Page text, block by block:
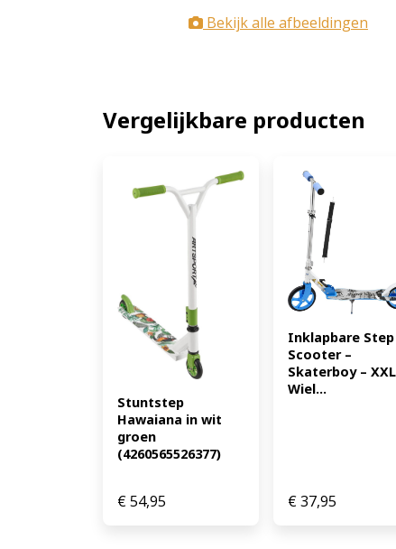
Bekijk alle afbeeldingen
Vergelijkbare producten
Stuntstep
Hawaiana in wit
groen
(4260565526377)
€54,95
Inklapbare
Scooter –
Skaterboy – XXL
Wiel...
€37,95